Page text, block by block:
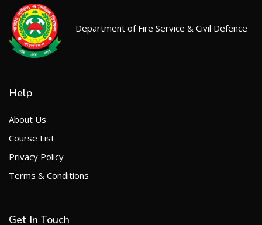
Department of Fire Service & Civil Defence
Help
About Us
Course List
Privacy Policy
Terms & Conditions
Get In Touch